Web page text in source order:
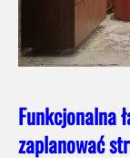
Funkcjonalna
zaplanować